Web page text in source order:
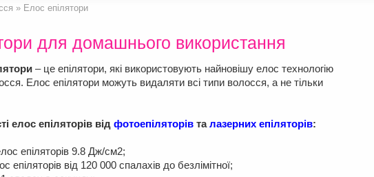
» Елос епілятори
для домашнього використання
– це епілятори, які використовують найновішу елос технологію
Елос епілятори можуть видаляти всі типи волосся, а не тільки
елос епіляторів від фотоепіляторів талазерних епіляторів:
епіляторів 9.8 Дж/см2;
від 120 000 спалахів до безлімітної;